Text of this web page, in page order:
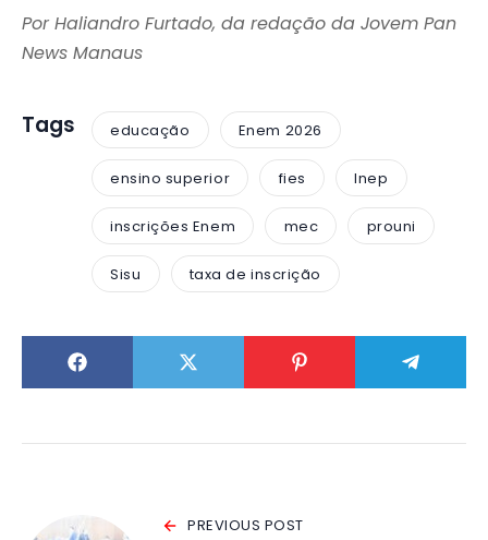
Por Haliandro Furtado, da redação da Jovem Pan
News Manaus
Tags educação Enem 2026
ensino superior fies Inep
inscrições Enem mec prouni
Sisu taxa de inscrição
PREVIOUS POST